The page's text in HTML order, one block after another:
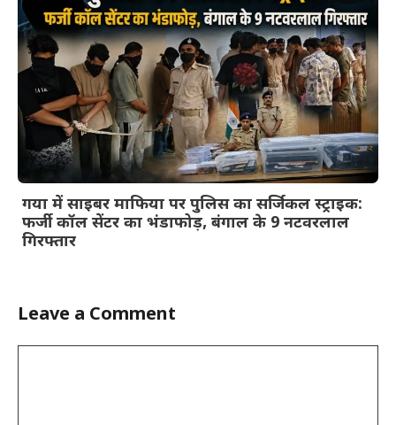
गया में साइबर माफिया पर पुलिस का सर्जिकल स्ट्राइक:
फर्जी कॉल सेंटर का भंडाफोड़, बंगाल के 9 नटवरलाल
गिरफ्तार
Leave a Comment